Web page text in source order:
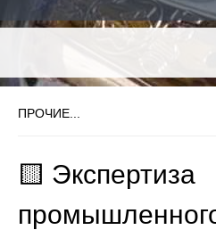
ПРОЧИЕ...
🟨 Экспертиза